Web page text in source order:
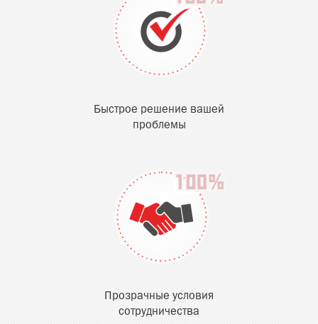
Быстрое решение вашей
проблемы
Прозрачные условия
сотрудничества